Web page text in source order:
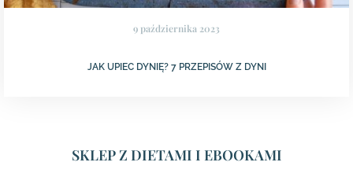
9 października 2023
JAK UPIEC DYNIĘ? 7 PRZEPISÓW Z DYNI
SKLEP Z DIETAMI I EBOOKAMI